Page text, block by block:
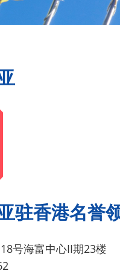
驻香港名誉
号海富中心II期23楼